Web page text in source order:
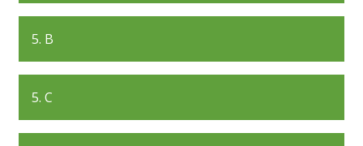
5. B
5. C